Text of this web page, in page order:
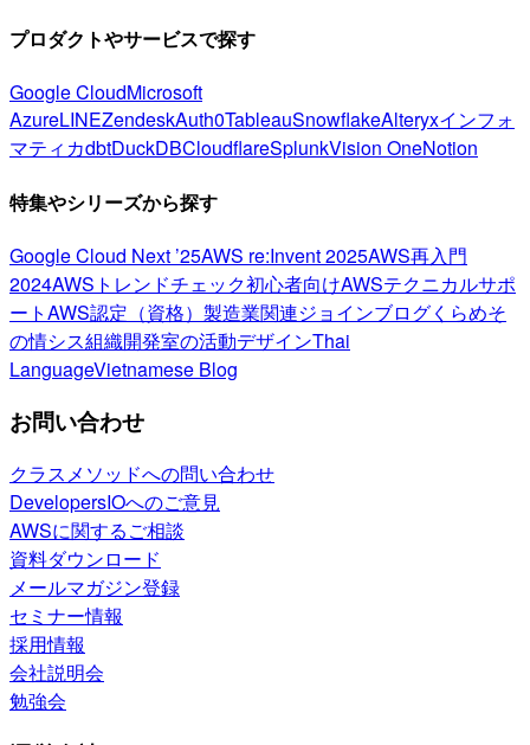
プロダクトやサービスで探す
Google CloudMicrosoft
AzureLINEZendeskAuth0TableauSnowflakeAlteryxインフォ
マティカdbtDuckDBCloudflareSplunkVision OneNotion
特集やシリーズから探す
Google Cloud Next ’25AWS re:Invent 2025AWS再入門
2024AWSトレンドチェック初心者向けAWSテクニカルサポ
ートAWS認定（資格） 製造業関連ジョインブログくらめそ
の情シス組織開発室の活動デザインThai
LanguageVietnamese Blog
お問い合わせ
クラスメソッドへの問い合わせ
DevelopersIOへのご意見
AWSに関するご相談
資料ダウンロード
メールマガジン登録
セミナー情報
採用情報
会社説明会
勉強会